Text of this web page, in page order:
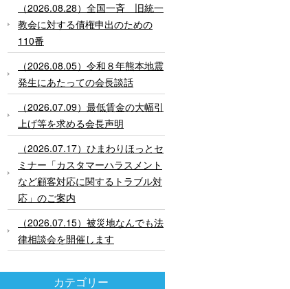
（2026.08.28）全国一斉 旧統一
教会に対する債権申出のための
110番
（2026.08.05）令和８年熊本地震
発生にあたっての会長談話
（2026.07.09）最低賃金の大幅引
上げ等を求める会長声明
（2026.07.17）ひまわりほっとセ
ミナー「カスタマーハラスメント
など顧客対応に関するトラブル対
応」のご案内
（2026.07.15）被災地なんでも法
律相談会を開催します
カテゴリー